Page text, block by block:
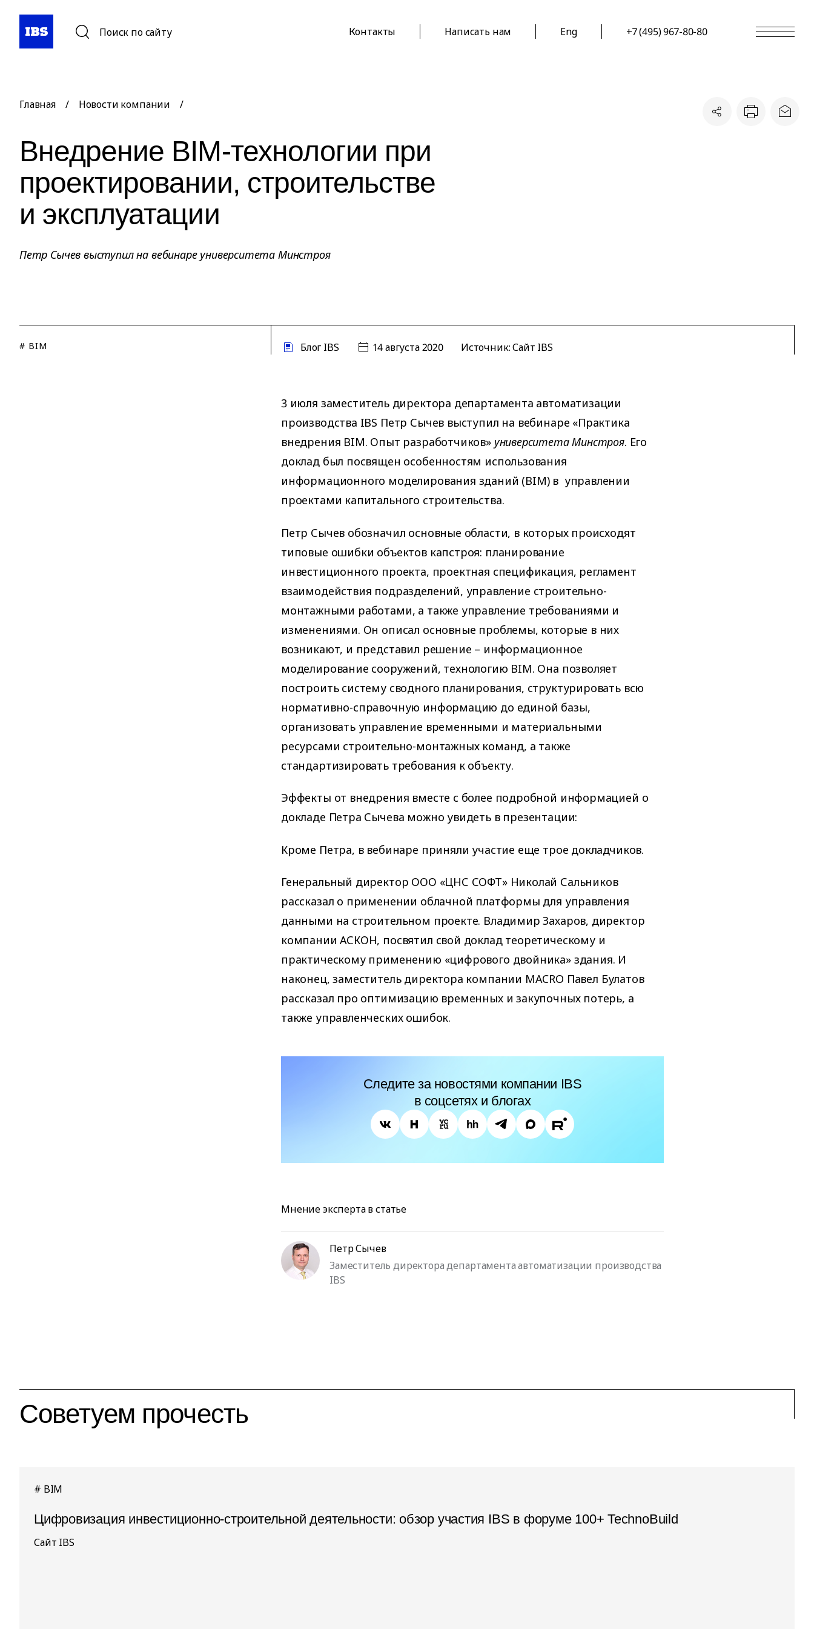
Поиск по сайту Контакты Написать нам Eng +7 (495) 967-80-80
Главная / Новости компании /
Внедрение BIM-технологии при
проектировании, строительстве
и эксплуатации
Петр Сычев выступил на вебинаре университета Минстроя
# BIM Блог IBS 14 августа 2020 Источник: Сайт IBS
3 июля заместитель директора департамента автоматизации
производства IBS Петр Сычев выступил на вебинаре «Практика
внедрения BIM. Опыт разработчиков»университета Минстроя. Его
доклад был посвящен особенностям использования
информационного моделирования зданий (BIM) в управлении
проектами капитального строительства.
Петр Сычев обозначил основные области, в которых происходят
типовые ошибки объектов капстроя: планирование
инвестиционного проекта, проектная спецификация, регламент
взаимодействия подразделений, управление строительно-
монтажными работами, а также управление требованиями и
изменениями. Он описал основные проблемы, которые в них
возникают, и представил решение – информационное
моделирование сооружений, технологию BIM. Она позволяет
построить систему сводного планирования, структурировать всю
нормативно-справочную информацию до единой базы,
организовать управление временными и материальными
ресурсами строительно-монтажных команд, а также
стандартизировать требования к объекту.
Эффекты от внедрения вместе с более подробной информацией о
докладе Петра Сычева можно увидеть в презентации:
Кроме Петра, в вебинаре приняли участие еще трое докладчиков.
Генеральный директор ООО «ЦНС СОФТ» Николай Сальников
рассказал о применении облачной платформы для управления
данными на строительном проекте. Владимир Захаров, директор
компании АСКОН, посвятил свой доклад теоретическому и
практическому применению «цифрового двойника» здания. И
наконец, заместитель директора компании MACRO Павел Булатов
рассказал про оптимизацию временных и закупочных потерь, а
также управленческих ошибок.
Следите за новостями компании IBS
в соцсетях и блогах
Мнение эксперта в статье
Петр Сычев
Заместитель директора департамента автоматизации производства
IBS
Советуем прочесть
BIM
Цифровизация инвестиционно-строительной деятельности: обзор участия IBS в форуме 100+ TechnoBuild
Сайт IBS